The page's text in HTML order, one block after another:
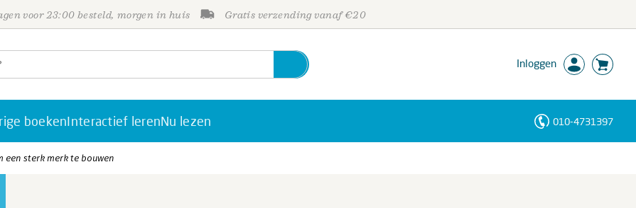
voor 23:00 besteld, morgen in huis Gratis verzending vanaf €20
Inloggen
boekenInteractief lerenNu lezen 010-4731397
een sterk merk te bouwen
Personen